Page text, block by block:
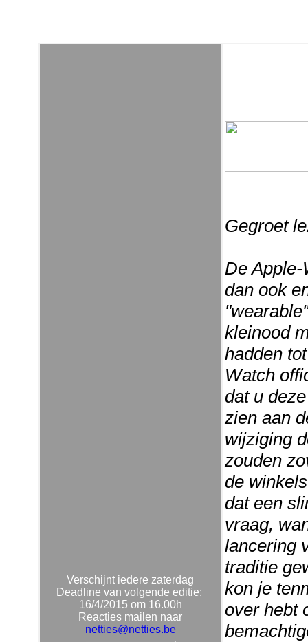
Verschijnt iedere zaterdag
Deadline van volgende editie:
16/4/2015 om 16.00h
Reacties mailen naar
netties@netties.be
Gegroet
De
dan ook
kleinood
hadden
Watch
dat u
zien aan
wijziging
zouden
de
dat een
vraag,
lancering
traditie
kon je
over hebt